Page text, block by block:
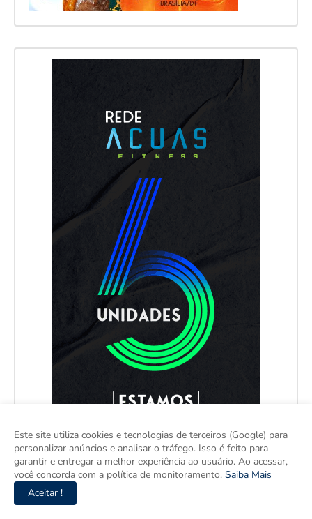
Este site utiliza cookies e tecnologias de terceiros (Google) para
personalizar anúncios e analisar o tráfego. Isso é feito para
garantir e entregar a melhor experiência ao usuário. Ao acessar,
você concorda com a política de monitoramento. Saiba Mais
Aceitar !